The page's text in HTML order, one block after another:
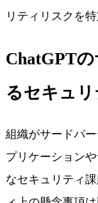
リティリスクを
ChatGPT
るセキュ
組織がサードパ
プリケーション
なセキュリティ